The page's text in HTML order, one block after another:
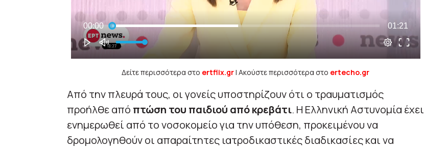
Δείτε περισσότερα στο ertflix.gr| Ακούστε περισσότερα στο ertecho.gr
Από την πλευρά τους, οι γονείς υποστηρίζουν ότι ο τραυματισμός
προήλθε από πτώση του παιδιού από κρεβάτι. Η Ελληνική Αστυνομία έχει
ενημερωθεί από το νοσοκομείο για την υπόθεση, προκειμένου να
δρομολογηθούν οι απαραίτητες ιατροδικαστικές διαδικασίες και να